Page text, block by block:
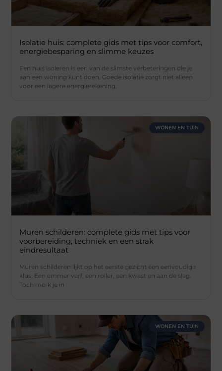
Isolatie huis: complete gids met tips voor comfort,
energiebesparing en slimme keuzes
Een huis isoleren is een van de slimste verbeteringen die je
aan een woning kunt doen. Goede isolatie zorgt niet alleen
voor een lagere energierekening,
WONEN EN TUIN
Muren schilderen: complete gids met tips voor
voorbereiding, techniek en een strak
eindresultaat
Muren schilderen lijkt op het eerste gezicht een eenvoudige
klus. Een emmer verf, een roller, een kwast en aan de slag.
Toch merk je in
WONEN EN TUIN